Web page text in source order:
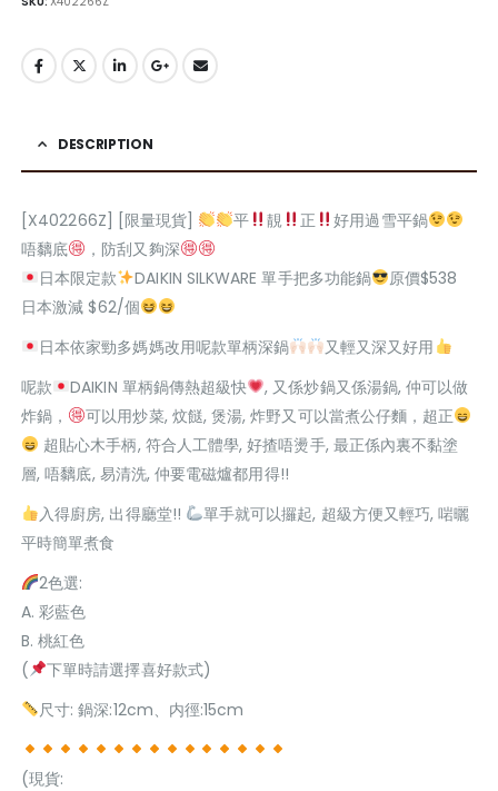
DESCRIPTION
[X402266Z] [限量現貨] 平 靚 正
好用過雪平鍋
唔黐底
，防刮又夠深
日本限定款
DAIKIN SILKWARE 單手把多功能鍋
原價$538
日本激減 $62/個
日本依家勁多媽媽改用呢款單柄深鍋
又輕又深又好用
呢款
DAIKIN 單柄鍋傳熱超級快
, 又係炒鍋又係湯鍋, 仲可以做
炸鍋，
可以用炒菜, 炆餸, 煲湯, 炸野又可以當煮公仔麵，超正
超貼心木手柄, 符合人工體學, 好揸唔燙手, 最正係內裏不黏塗
層, 唔黐底, 易清洗, 仲要電磁爐都用得!!
入得廚房, 出得廳堂!!
單手就可以攞起, 超級方便又輕巧, 啱曬
平時簡單煮食
2色選:
A. 彩藍色
B. 桃紅色
(
下單時請選擇喜好款式)
尺寸: 鍋深:12cm、内徑:15cm
(現貨: